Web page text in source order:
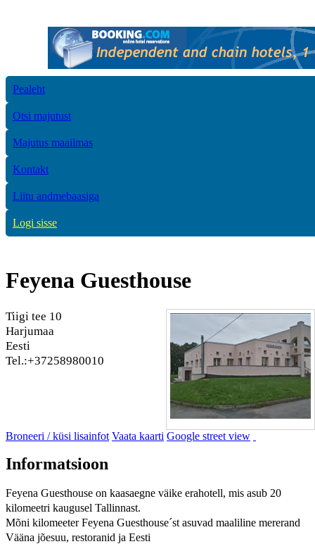
Pealeht
Otsi majutust
Majutus maailmas
Kontakt
Liitu andmebaasiga
Logi sisse
Feyena Guesthouse
Tiigi tee 10
Harjumaa
Eesti
Tel.:+37258980010
Broneeri / küsi lisainfot Vaata kaarti Google street view
Informatsioon
Feyena Guesthouse on kaasaegne väike erahotell, mis asub 20
kilomeetri kaugusel Tallinnast.
Mõni kilomeeter Feyena Guesthouse´st asuvad maaliline mererand
Vääna jõesuu, restoranid ja Eesti